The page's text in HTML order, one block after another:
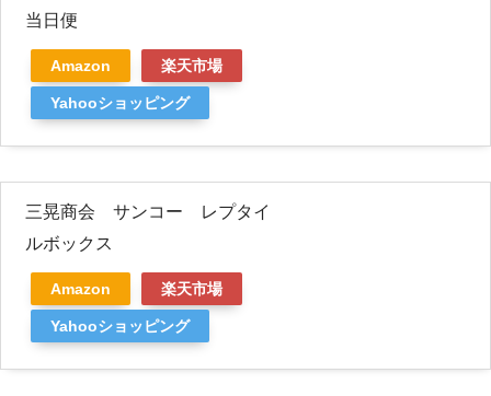
当日便
Amazon 楽天市場
Yahooショッピング
三晃商会 サンコー レプタイ
ルボックス
Amazon 楽天市場
Yahooショッピング